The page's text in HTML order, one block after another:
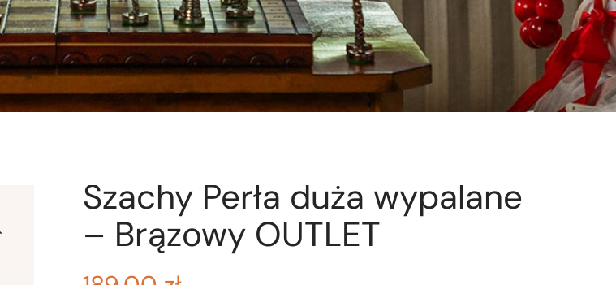
Szachy Perła duża wypalane
– Brązowy OUTLET